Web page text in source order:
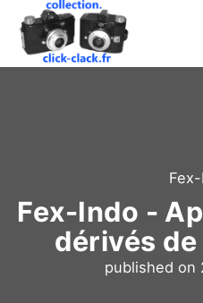
Fex-Indo -
dérivés
published on